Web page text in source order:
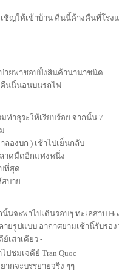
ชิญให้เข้าบ้าน คืนนี้ค้างคืนที่โรง
ายพาชอบปิ้งสินค้านานาชนิด
คืนนี้นอนบนรถไฟ
มทำธุระให้เรียบร้อย จากนั้น 7
ลองบก ) เช้าไปเย็นกลับ
าดมืดอีกแห่งหนึ่ง
ที่สุด
บาย
นจะพาไปเดินรอบๆ ทะเลสาบ
ยรูปแบบ อากาศยามเช้านี้รับรอง
เสาเดียว -
ปชมเจดีย์ Tran Quoc
กจะบรรยายจริง ๆๆ